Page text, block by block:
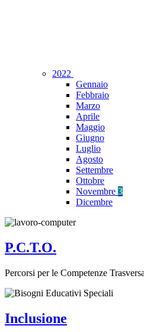
2022
Gennaio
Febbraio
Marzo
Aprile
Maggio
Giugno
Luglio
Agosto
Settembre
Ottobre
Novembre 3
Dicembre
P.C.T.O.
Percorsi per le Competenze
Inclusione